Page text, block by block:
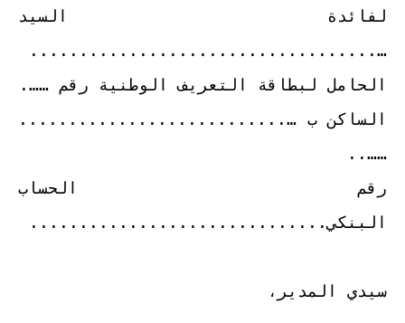
لفائدة السيد
…...................................
الحامل لبطاقة التعريف الوطنية رقم …….
الساكن ب …...........................
……..
رقم الحساب
البنكي..............................
سيدي المدير،